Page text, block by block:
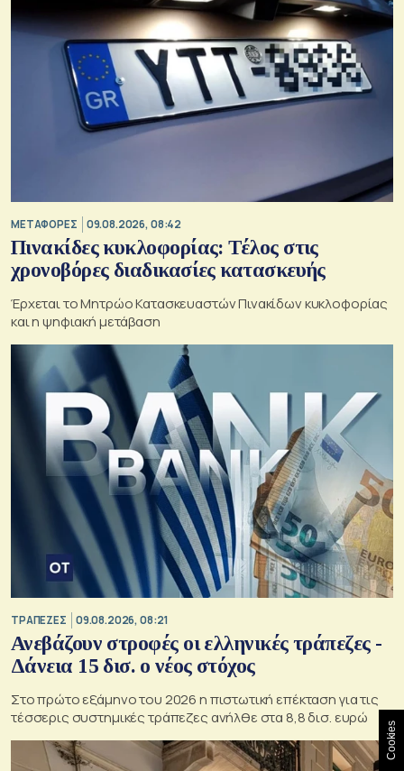
ΜΕΤΑΦΟΡΕΣ 09.08.2026, 08:42
Πινακίδες κυκλοφορίας: Τέλος στις
χρονοβόρες διαδικασίες κατασκευής
Έρχεται το Μητρώο Κατασκευαστών Πινακίδων κυκλοφορίας
και η ψηφιακή μετάβαση
ΤΡΑΠΕΖΕΣ 09.08.2026, 08:21
Ανεβάζουν στροφές οι ελληνικές τράπεζες -
Δάνεια 15 δισ. ο νέος στόχος
Στο πρώτο εξάμηνο του 2026 η πιστωτική επέκταση για τις
τέσσερις συστημικές τράπεζες ανήλθε στα 8,8 δισ. ευρώ
Cookies